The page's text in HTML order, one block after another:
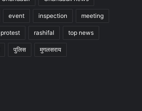
event inspection meeting
protest rashifal top news
पुलिस मुगलसराय